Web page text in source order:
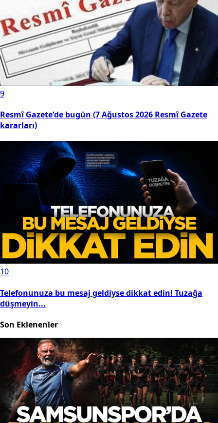
9
Resmî Gazete'de bugün (7 Ağustos 2026 Resmî Gazete
kararları)
10
Telefonunuza bu mesaj geldiyse dikkat edin! Tuzağa
düşmeyin...
Son Eklenenler